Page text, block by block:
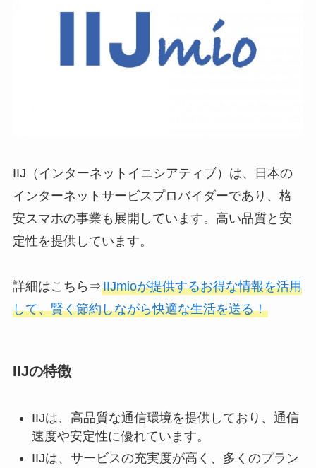
IIJ（インターネットイニシアティブ）は、日本の
インターネットサービスプロバイダーであり、格
安スマホの事業も展開しています。高い品質と安
定性を提供しています。
詳細はこちら⇒IIJmioが提供するお得な情報を活用
して、賢く節約しながら快適な生活を送る！
IIJの特徴
IIJは、高品質な通信環境を提供しており、通信
速度や安定性に優れています。
IIJは、サービスの充実度が高く、多くのプラン